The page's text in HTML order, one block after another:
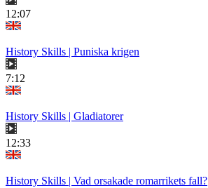
12:07
History Skills | Puniska krigen
7:12
History Skills | Gladiatorer
12:33
History Skills | Vad orsakade romarrikets fall?